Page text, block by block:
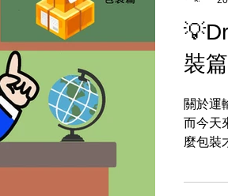
裝
關於運
而今天
麼包裝